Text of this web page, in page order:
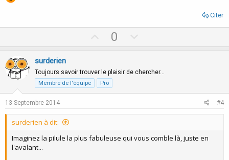
Citer
p
o
t
e
0
o
n
o
surderien
Toujours savoir trouver le plaisir de chercher…
Membre de l'équipe Pro
13 Septembre 2014 #4
surderien à dit:
Imaginez la pilule la plus fabuleuse qui vous comble là, juste en
l'avalant...